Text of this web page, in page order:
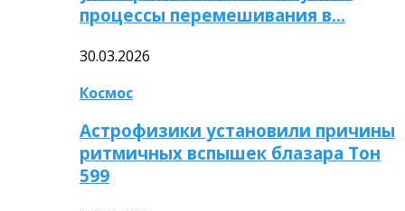
процессы перемешивания в…
30.03.2026
Космос
Астрофизики установили причины
ритмичных вспышек блазара Тон
599